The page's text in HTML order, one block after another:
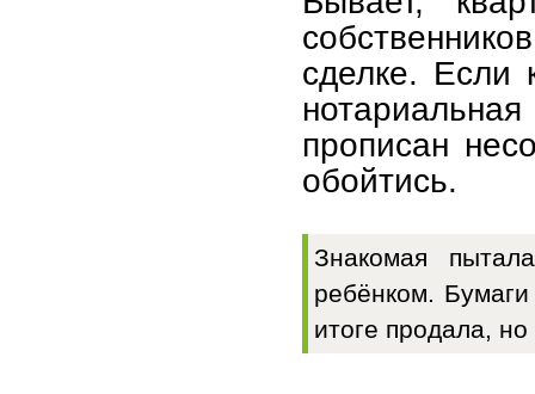
сделке. Если
прописан
обойтись.
Знакомая
ребёнком.
итоге продала,